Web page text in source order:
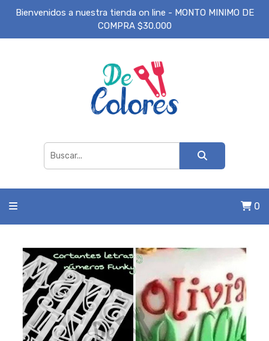
Bienvenidos a nuestra tienda on line - MONTO MINIMO DE
COMPRA $30.000
0